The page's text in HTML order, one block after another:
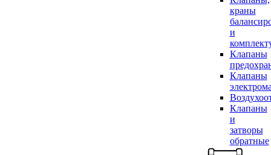
краны
и
Клапаны
Клапаны
Клапаны
и
затворы
обратные